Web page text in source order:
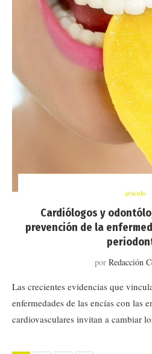
artículo
Cardiólogos y
prevención de la
por Redacción
Las crecientes evidencias que
enfermedades de las encías con las
cardiovasculares invitan a cambiar